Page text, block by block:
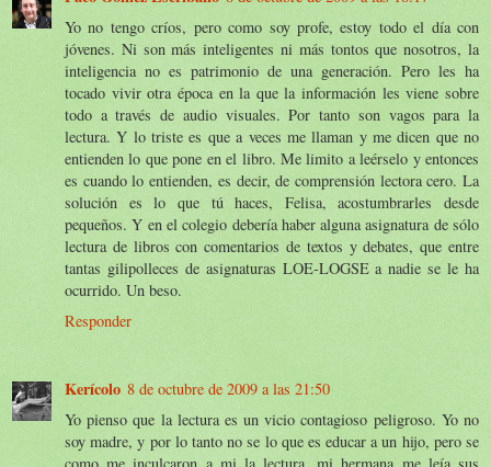
Yo no tengo críos, pero como soy profe, estoy todo el día con
jóvenes. Ni son más inteligentes ni más tontos que nosotros, la
inteligencia no es patrimonio de una generación. Pero les ha
tocado vivir otra época en la que la información les viene sobre
todo a través de audio visuales. Por tanto son vagos para la
lectura. Y lo triste es que a veces me llaman y me dicen que no
entienden lo que pone en el libro. Me limito a leérselo y entonces
es cuando lo entienden, es decir, de comprensión lectora cero. La
solución es lo que tú haces, Felisa, acostumbrarles desde
pequeños. Y en el colegio debería haber alguna asignatura de sólo
lectura de libros con comentarios de textos y debates, que entre
tantas gilipolleces de asignaturas LOE-LOGSE a nadie se le ha
ocurrido. Un beso.
Responder
Kerícolo 8 de octubre de 2009 a las 21:50
Yo pienso que la lectura es un vicio contagioso peligroso. Yo no
soy madre, y por lo tanto no se lo que es educar a un hijo, pero se